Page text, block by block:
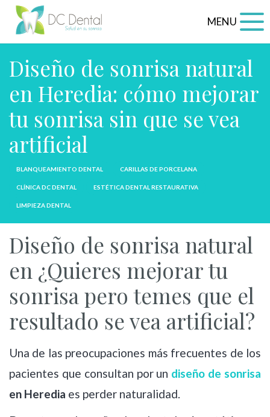
MENU
Diseño de sonrisa natural
en Heredia: cómo mejorar
tu sonrisa sin que se vea
artificial
BLANQUEAMIENTO DENTAL CARILLAS DE PORCELANA
CLÍNICA DC DENTAL ESTÉTICA DENTAL RESTAURATIVA
LIMPIEZA DENTAL
Diseño de sonrisa natural
en ¿Quieres mejorar tu
sonrisa pero temes que el
resultado se vea artificial?
Una de las preocupaciones más frecuentes de los
pacientes que consultan por un diseño de sonrisa
en Heredia es perder naturalidad.